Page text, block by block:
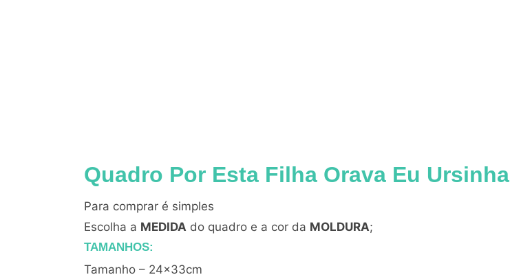
Quadro Por Esta Filha Orava Eu Ursinha
Para comprar é simples
Escolha a MEDIDA do quadro e a cor da MOLDURA;
TAMANHOS:
Tamanho – 24x33cm